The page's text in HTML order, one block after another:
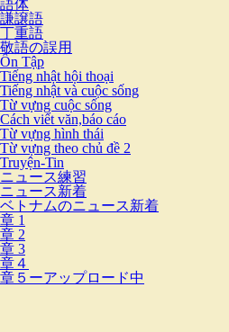
語体
謙譲語
丁重語
敬語の誤用
Ôn Tập
Tiếng nhật hội thoại
Tiếng nhật và cuộc sống
Từ vựng cuộc sống
Cách viết văn,báo cáo
Từ vựng hình thái
Từ vựng theo chủ đề 2
Truyện-Tin
ニュース練習
ニュース新着
ベトナムのニュース新着
章 1
章 2
章 3
章４
章５ーアップロード中